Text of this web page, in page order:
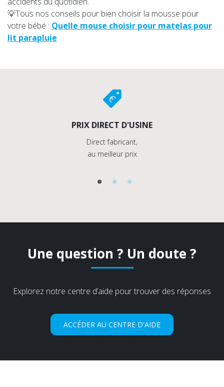
💡Tous nos conseils pour bien choisir la mousse pour
votre bébé : Quelle mouse choisir pour matelas pour
lit parapluie
PRIX DIRECT D'USINE
Direct fabricant,
au meilleur prix
Une question ? Un doute ?
Explorez notre centre d’aide pour trouver des réponses
ACCÉDER AU CENTRE D'AIDE